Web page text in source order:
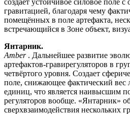
создает устойчивое силовое поле с
гравитацией, благодаря чему
помещённых в поле артефакта,
встречающийся в Зоне объект,
Янтарник.
Amber . Дальнейшее развитие
артефактов-гравирегуляторов в
четвёртого уровня. Создает
поле, снижающее фактический вес
единиц, что является наивысшим
регуляторов вообще. «Янтарник»
сверхвзаимодействия нескольких